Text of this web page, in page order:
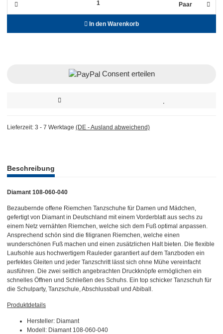
Paar
In den Warenkorb
Consent erteilen
Lieferzeit: 3 - 7 Werktage (DE - Ausland abweichend)
Beschreibung
Diamant 108-060-040
Bezaubernde offene Riemchen Tanzschuhe für Damen und Mädchen,
gefertigt von Diamant in Deutschland mit einem Vorderblatt aus sechs zu
einem Netz vernähten Riemchen, welche sich dem Fuß optimal anpassen.
Ansprechend schön sind die filigranen Riemchen, welche einen
wunderschönen Fuß machen und einen zusätzlichen Halt bieten. Die flexible
Laufsohle aus hochwertigem Rauleder garantiert auf dem Tanzboden ein
perfektes Gleiten und jeder Tanzschritt lässt sich ohne Mühe vereinfacht
ausführen. Die zwei seitlich angebrachten Druckknöpfe ermöglichen ein
schnelles Öffnen und Schließen des Schuhs. Ein top schicker Tanzschuh für
die Schulparty, Tanzschule, Abschlussball und Abiball.
Produktdetails
Hersteller: Diamant
Modell: Diamant 108-060-040